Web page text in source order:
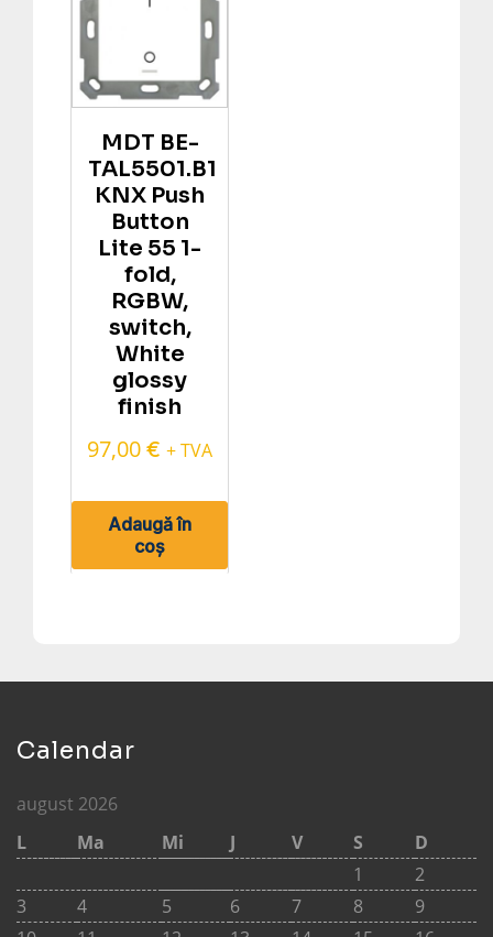
MDT BE-
TAL5501.B1
KNX Push
Button
Lite 55 1-
fold,
RGBW,
switch,
White
glossy
finish
97,00 € + TVA
Adaugă în
coș
Calendar
august 2026
L
Ma Mi J V S
D
1
2
3
4 5 6 7 8
9